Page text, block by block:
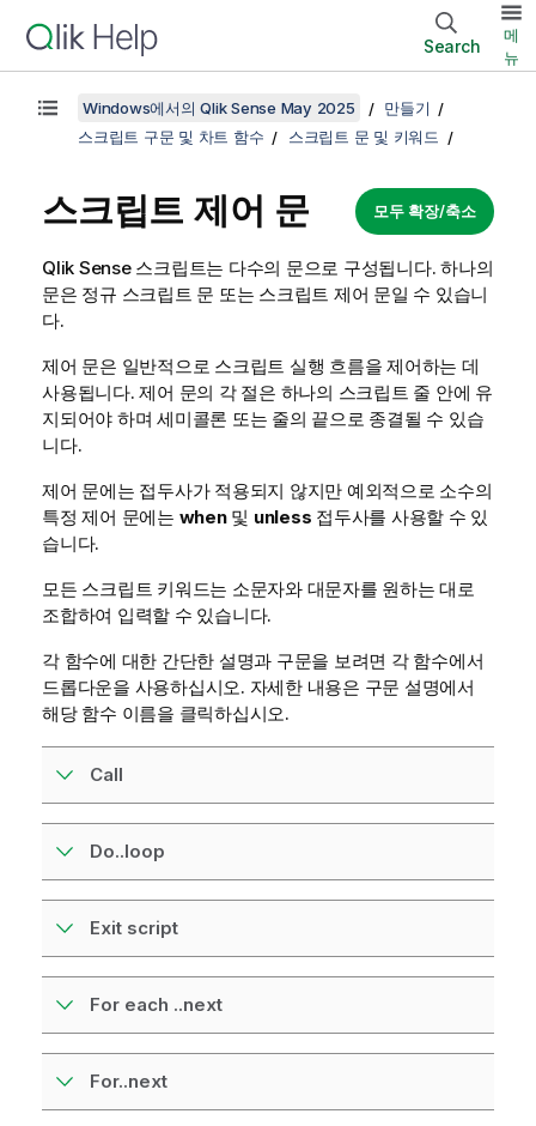
Search
메
뉴
Windows에서의 Qlik Sense May 2025
만들기
스크립트 구문 및 차트 함수
스크립트 문 및 키워드
모두 확장/축소
스크립트 제어 문
Qlik Sense스크립트는 다수의 문으로 구성됩니다. 하나의
문은 정규 스크립트 문 또는 스크립트 제어 문일 수 있습니
다.
제어 문은 일반적으로 스크립트 실행 흐름을 제어하는 데
사용됩니다. 제어 문의 각 절은 하나의 스크립트 줄 안에 유
지되어야 하며 세미콜론 또는 줄의 끝으로 종결될 수 있습
니다.
제어 문에는 접두사가 적용되지 않지만 예외적으로 소수의
특정 제어 문에는 when및 unless 접두사를 사용할 수 있
습니다.
모든 스크립트 키워드는 소문자와 대문자를 원하는 대로
조합하여 입력할 수 있습니다.
각 함수에 대한 간단한 설명과 구문을 보려면 각 함수에서
드롭다운을 사용하십시오. 자세한 내용은 구문 설명에서
해당 함수 이름을 클릭하십시오.
Call
Do..loop
Exit script
For each ..next
For..next